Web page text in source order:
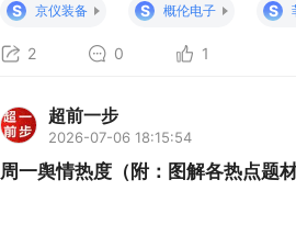
力S 京仪装备 S 概伦电子 S
2 0 1
超前一步
2026-07-06 18:15:54
周一舆情热度（附：图解各热点题